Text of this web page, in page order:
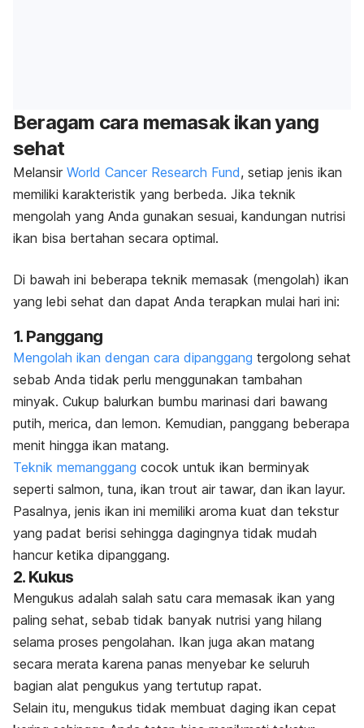
Beragam cara memasak ikan yang
sehat
Melansir World Cancer Research Fund, setiap jenis ikan
memiliki karakteristik yang berbeda. Jika teknik
mengolah yang Anda gunakan sesuai, kandungan nutrisi
ikan bisa bertahan secara optimal.
Di bawah ini beberapa teknik memasak (mengolah) ikan
yang lebi sehat dan dapat Anda terapkan mulai hari ini:
1. Panggang
Mengolah ikan dengan cara dipanggang tergolong sehat
sebab Anda tidak perlu menggunakan tambahan
minyak. Cukup balurkan bumbu marinasi dari bawang
putih, merica, dan lemon. Kemudian, panggang beberapa
menit hingga ikan matang.
Teknik memanggang cocok untuk ikan berminyak
seperti salmon, tuna, ikan trout air tawar, dan ikan layur.
Pasalnya, jenis ikan ini memiliki aroma kuat dan tekstur
yang padat berisi sehingga dagingnya tidak mudah
hancur ketika dipanggang.
2. Kukus
Mengukus adalah salah satu cara memasak ikan yang
paling sehat, sebab tidak banyak nutrisi yang hilang
selama proses pengolahan. Ikan juga akan matang
secara merata karena panas menyebar ke seluruh
bagian alat pengukus yang tertutup rapat.
Selain itu, mengukus tidak membuat daging ikan cepat